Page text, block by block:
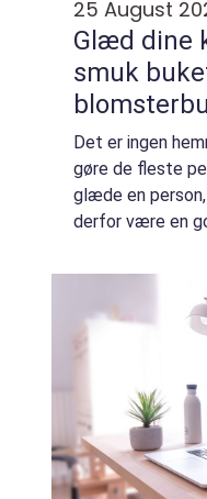
25 August
Glæd dine
smuk
Det er ingen
gøre de fleste
glæde en
derfor være en
andet mulighed